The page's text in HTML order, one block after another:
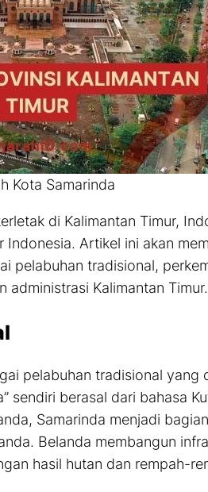
Kota Samarinda
di Kalimantan Timur,
Artikel ini akan
pelabuhan tradisional,
administrasi Kalimantan Timur.
pelabuhan tradisional yang
sendiri berasal dari bahasa
Samarinda menjadi
Belanda membangun
hasil hutan dan rempah-